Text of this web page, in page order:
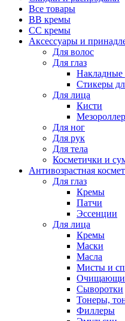
Все товары
BB кремы
CC кремы
Аксессуары и
Для волос
Для глаз
Накладные
Стикеры
Для лица
Кисти
Для ног
Для рук
Для тела
Косметички и
Антивозрастная
Для глаз
Кремы
Патчи
Эссенции
Для лица
Кремы
Маски
Масла
Мисты и
Сыворотки
Тонеры,
Филлеры